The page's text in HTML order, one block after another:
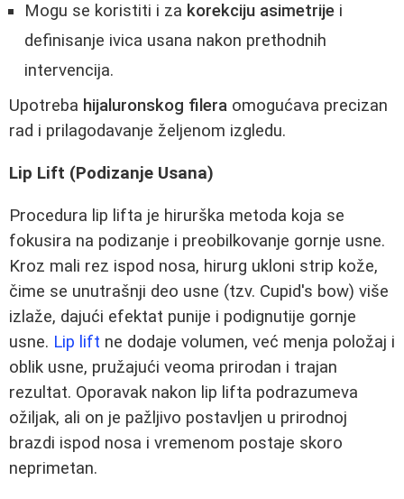
Mogu se koristiti i za korekciju asimetrije i
definisanje ivica usana nakon prethodnih
intervencija.
Upotreba hijaluronskog filera omogućava precizan
rad i prilagodavanje željenom izgledu.
Lip Lift (Podizanje Usana)
Procedura lip lifta je hirurška metoda koja se
fokusira na podizanje i preobilkovanje gornje usne.
Kroz mali rez ispod nosa, hirurg ukloni strip kože,
čime se unutrašnji deo usne (tzv. Cupid's bow) više
izlaže, dajući efektat punije i podignutije gornje
usne. Lip lift ne dodaje volumen, već menja položaj i
oblik usne, pružajući veoma prirodan i trajan
rezultat. Oporavak nakon lip lifta podrazumeva
ožiljak, ali on je pažljivo postavljen u prirodnoj
brazdi ispod nosa i vremenom postaje skoro
neprimetan.